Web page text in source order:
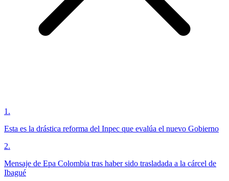
1 .
Esta es la drástica reforma del Inpec que evalúa el nuevo Gobierno
2.
Mensaje de Epa Colombia tras haber sido trasladada a la cárcel de
Ibagué